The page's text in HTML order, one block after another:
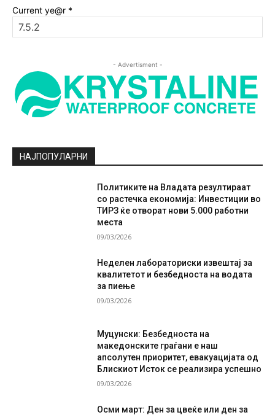
Current ye@r *
- Advertisment -
НАЈПОПУЛАРНИ
Политиките на Владата резултираат
со растечка економија: Инвестиции во
ТИРЗ ќе отворат нови 5.000 работни
места
09/03/2026
Неделен лабораториски извештај за
квалитетот и безбедноста на водата
за пиење
09/03/2026
Муцунски: Безбедноста на
македонските граѓани е наш
апсолутен приоритет, евакуацијата од
Блискиот Исток се реализира успешно
09/03/2026
Осми март: Ден за цвеќе или ден за